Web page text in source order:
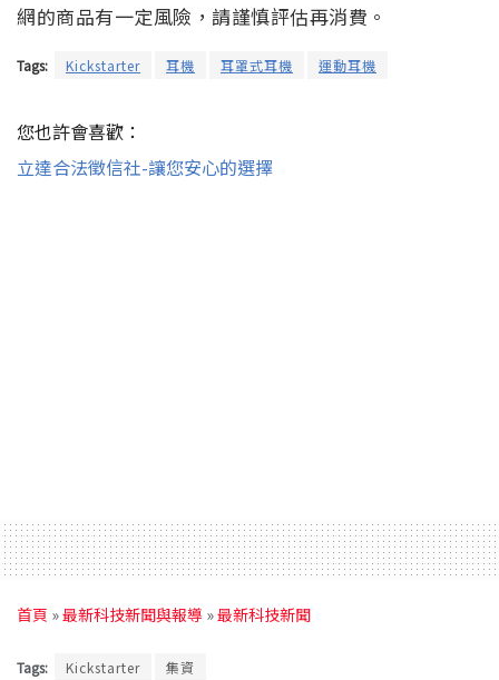
網的商品有一定風險，請謹慎評估再消費。
Tags: Kickstarter 耳機 耳罩式耳機 運動耳機
您也許會喜歡：
立達合法徵信社-讓您安心的選擇
首頁 »最新科技新聞與報導 »最新科技新聞
Tags: Kickstarter 集資